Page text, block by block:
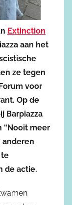
Extinction
aan het
ze tegen
voor
Op de
Barpiazza
“Nooit meer
anderen
te
de actie.